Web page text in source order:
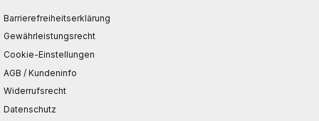
Barrierefreiheitserklärung
Gewährleistungsrecht
Cookie-Einstellungen
AGB / Kundeninfo
Widerrufsrecht
Datenschutz